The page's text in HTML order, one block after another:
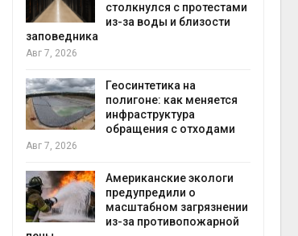
столкнулся с протестами
из-за воды и близости
заповедника
Авг 7, 2026
Геосинтетика на
полигоне: как меняется
инфраструктура
обращения с отходами
Авг 7, 2026
Американские экологи
предупредили о
масштабном загрязнении
из-за противопожарной